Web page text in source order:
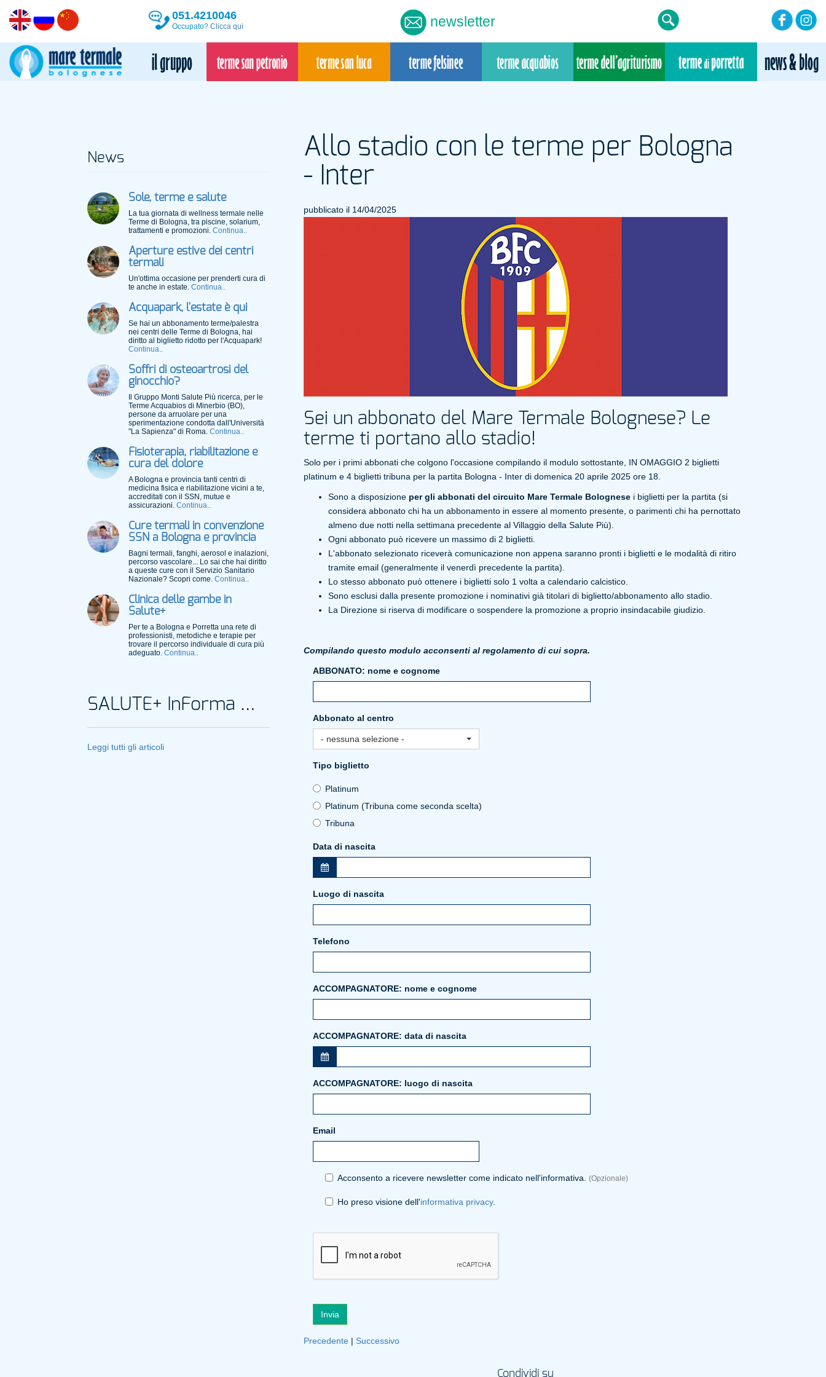
051.4210046
Occupato? Clicca qui newsletter
Allo stadio con le terme per Bologna
- Inter
pubblicato il 14/04/2025
Sei un abbonato del Mare Termale Bolognese? Le
terme ti portano allo stadio!
Solo per i primi abbonati che colgono l'occasione compilando il modulo sottostante, IN OMAGGIO 2 biglietti
platinum e 4 biglietti tribuna per la partita Bologna - Inter di domenica 20 aprile 2025 ore 18.
Sono a disposizione per gli abbonati del circuito Mare Termale Bolognesei biglietti per la partita (si
considera abbonato chi ha un abbonamento in essere al momento presente, o parimenti chi ha pernottato
almeno due notti nella settimana precedente al Villaggio della Salute Più).
Ogni abbonato può ricevere un massimo di 2 biglietti.
L'abbonato selezionato riceverà comunicazione non appena saranno pronti i biglietti e le modalità di ritiro
tramite email (generalmente il venerdì precedente la partita).
Lo stesso abbonato può ottenere i biglietti solo 1 volta a calendario calcistico.
Sono esclusi dalla presente promozione i nominativi già titolari di biglietto/abbonamento allo stadio.
La Direzione si riserva di modificare o sospendere la promozione a proprio insindacabile giudizio.
Compilando questo modulo acconsenti al regolamento di cui sopra.
ABBONATO: nome e cognome
Abbonato al centro
- nessuna selezione -
Tipo biglietto
Platinum
Platinum (Tribuna come seconda scelta)
Tribuna
Data di nascita
Luogo di nascita
Telefono
ACCOMPAGNATORE: nome e cognome
ACCOMPAGNATORE: data di nascita
ACCOMPAGNATORE: luogo di nascita
Email
Acconsento a ricevere newsletter come indicato nell'informativa. (Opzionale)
Ho preso visione dell'informativa privacy.
Invia
Precedente | Successivo
Condividi su
News
Sole, terme e salute
La tua giornata di wellness termale nelle
Terme di Bologna, tra piscine, solarium,
trattamenti e promozioni. Continua..
Aperture estive dei centri
termali
Un'ottima occasione per prenderti cura di
te anche in estate. Continua..
Acquapark, l'estate è qui
Se hai un abbonamento terme/palestra
nei centri delle Terme di Bologna, hai
diritto al biglietto ridotto per l'Acquapark!
Continua..
Soffri di osteoartrosi del
ginocchio?
Il Gruppo Monti Salute Più ricerca, per le
Terme Acquabios di Minerbio (BO),
persone da arruolare per una
sperimentazione condotta dall'Università
"La Sapienza" di Roma. Continua..
Fisioterapia, riabilitazione e
cura del dolore
A Bologna e provincia tanti centri di
medicina fisica e riabilitazione vicini a te,
accreditati con il SSN, mutue e
assicurazioni. Continua..
Cure termali in convenzione
SSN a Bologna e provincia
Bagni termali, fanghi, aerosol e inalazioni,
percorso vascolare... Lo sai che hai diritto
a queste cure con il Servizio Sanitario
Nazionale? Scopri come. Continua..
Clinica delle gambe in
Salute+
Per te a Bologna e Porretta una rete di
professionisti, metodiche e terapie per
trovare il percorso individuale di cura più
adeguato. Continua..
SALUTE+ InForma Magazine
Leggi tutti gli articoli